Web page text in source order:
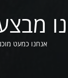
אנחנו כמעט